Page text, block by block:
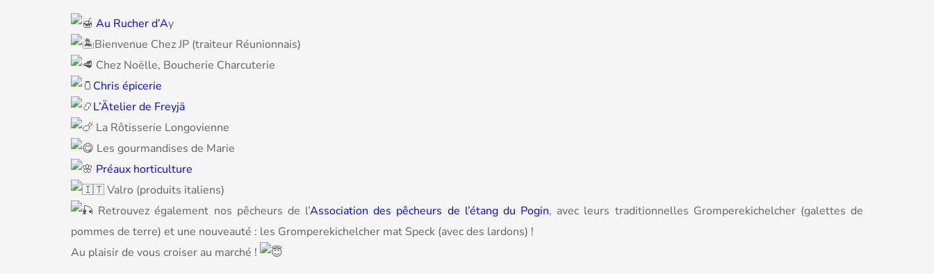
Au Rucher d’Ay
Bienvenue Chez JP (traiteur Réunionnais)
Chez Noëlle, Boucherie Charcuterie
Chris épicerie
L’Ätelier de Freyjä
La Rôtisserie Longovienne
Les gourmandises de Marie
Préaux horticulture
Valro (produits italiens)
Retrouvez également nos pêcheurs de l’Association des pêcheurs de l’étang du Pogin, avec leurs traditionnelles Gromperekichelcher (galettes de
pommes de terre) et une nouveauté : les Gromperekichelcher mat Speck (avec des lardons) !
Au plaisir de vous croiser au marché !